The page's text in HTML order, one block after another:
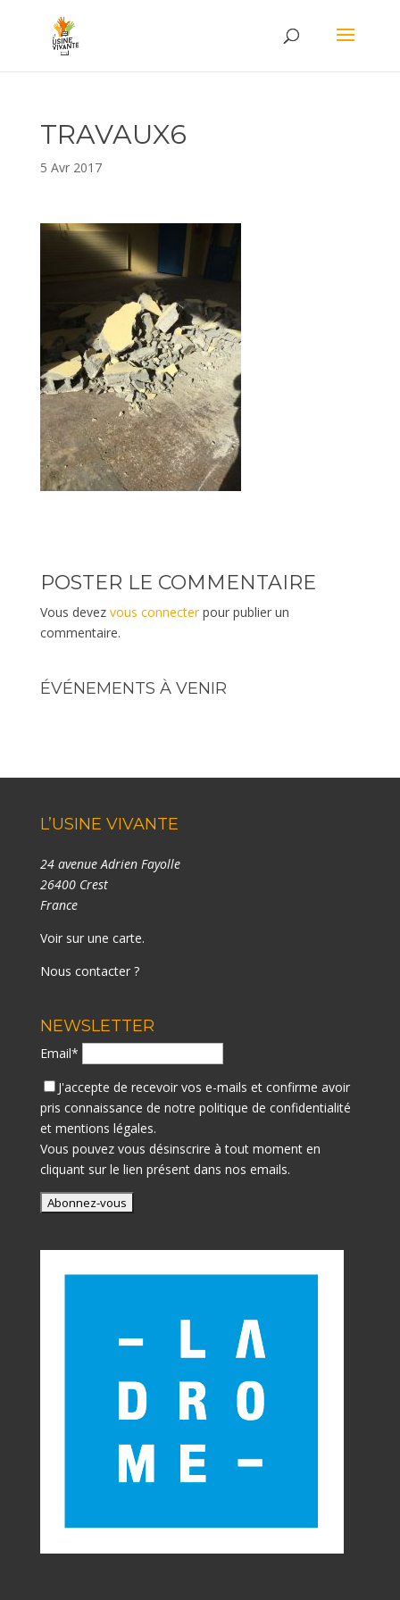
TRAVAUX6
5 Avr 2017
POSTER LE COMMENTAIRE
Vous devez vous connecterpour publier un
commentaire.
ÉVÉNEMENTS À VENIR
L’USINE VIVANTE
24 avenue Adrien Fayolle
26400 Crest
France
Voir sur une carte.
Nous contacter ?
NEWSLETTER
Email*
J'accepte de recevoir vos e-mails et confirme avoir
pris connaissance de notre politique de confidentialité
et mentions légales.
Vous pouvez vous désinscrire à tout moment en
cliquant sur le lien présent dans nos emails.